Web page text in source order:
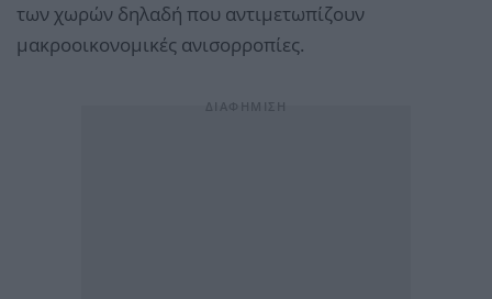
των χωρών δηλαδή που αντιμετωπίζουν
μακροοικονομικές ανισορροπίες.